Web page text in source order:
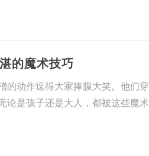
的魔术技巧
动作逗得大家捧腹大笑。他们
是孩子还是大人，都被这些魔